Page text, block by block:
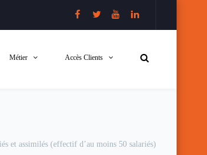
Métier Accès Clients
et assimilés (effectif d’au moins 50 salariés)